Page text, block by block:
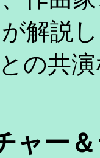
解説
の共
ャー